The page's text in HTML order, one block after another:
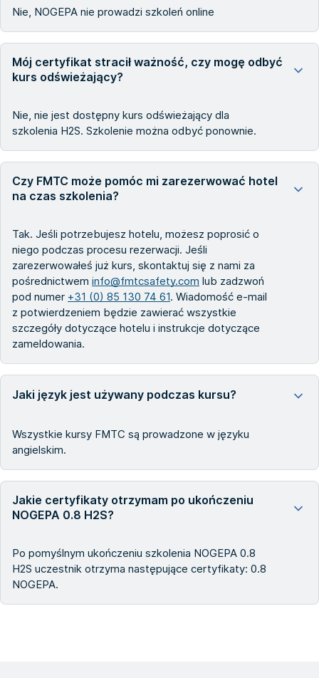
Nie, NOGEPA nie prowadzi szkoleń online
Mój certyfikat stracił ważność, czy mogę odbyć
kurs odświeżający?
Nie, nie jest dostępny kurs odświeżający dla
szkolenia H2S. Szkolenie można odbyć ponownie.
Czy FMTC może pomóc mi zarezerwować hotel
na czas szkolenia?
Tak. Jeśli potrzebujesz hotelu, możesz poprosić o
niego podczas procesu rezerwacji. Jeśli
zarezerwowałeś już kurs, skontaktuj się z nami za
pośrednictwem info@fmtcsafety.com lub zadzwoń
pod numer +31 (0) 85 130 74 61. Wiadomość e-mail
z potwierdzeniem będzie zawierać wszystkie
szczegóły dotyczące hotelu i instrukcje dotyczące
zameldowania.
Jaki język jest używany podczas kursu?
Wszystkie kursy FMTC są prowadzone w języku
angielskim.
Jakie certyfikaty otrzymam po ukończeniu
NOGEPA 0.8 H2S?
Po pomyślnym ukończeniu szkolenia NOGEPA 0.8
H2S uczestnik otrzyma następujące certyfikaty: 0.8
NOGEPA.